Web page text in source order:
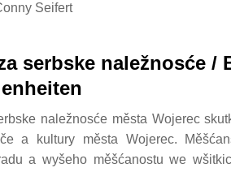
Seifert
serbske naležnosće /
naležnosće města Wojerec
a kultury města Wojerec.
a wyšeho měšćanostu we